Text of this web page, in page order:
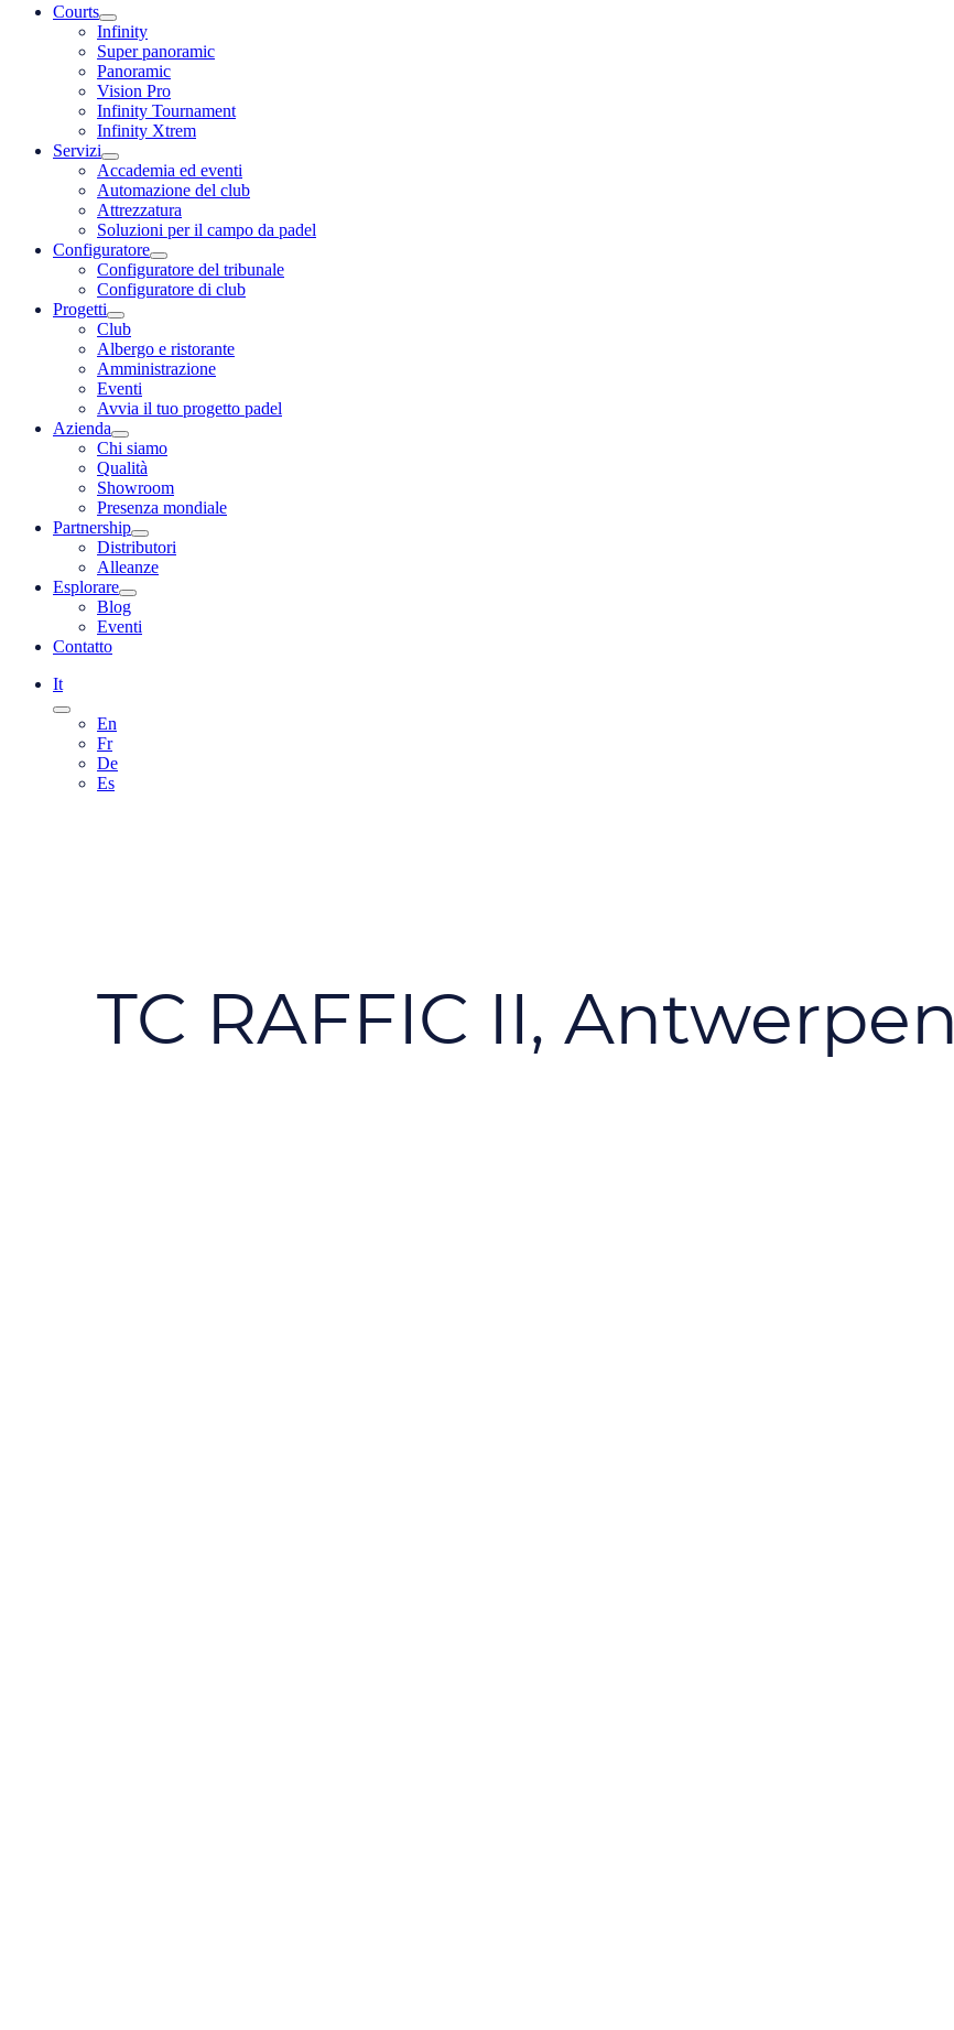
Courts
Infinity
Super panoramic
Panoramic
Vision Pro
Infinity Tournament
Infinity Xtrem
Servizi
Accademia ed eventi
Automazione del club
Attrezzatura
Soluzioni per il campo da padel
Configuratore
Configuratore del tribunale
Configuratore di club
Progetti
Club
Albergo e ristorante
Amministrazione
Eventi
Avvia il tuo progetto padel
Azienda
Chi siamo
Qualità
Showroom
Presenza mondiale
Partnership
Distributori
Alleanze
Esplorare
Blog
Eventi
Contatto
It
En
Fr
De
Es
TC RAFFIC II, Antwerpen